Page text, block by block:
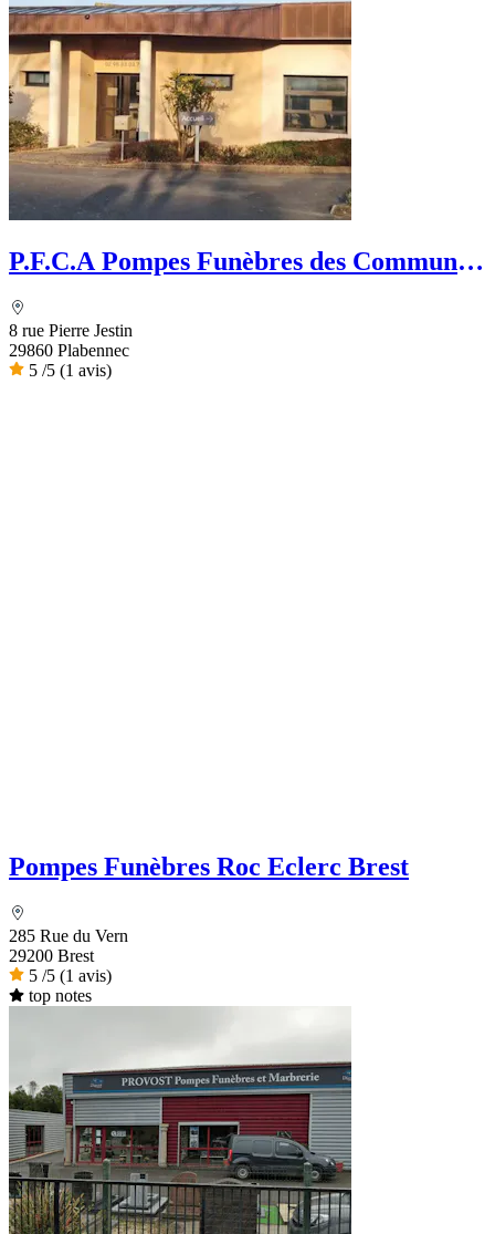
P.F.C.A Pompes Funèbres des Communes
8 rue Pierre Jestin
29860 Plabennec
5 /5 (1 avis)
Pompes Funèbres Roc Eclerc Brest
285 Rue du Vern
29200 Brest
5 /5 (1 avis)
top notes